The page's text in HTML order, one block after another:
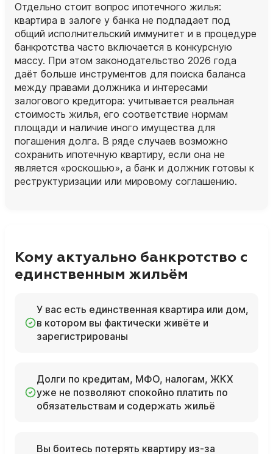
Отдельно стоит вопрос ипотечного жилья:
квартира в залоге у банка не подпадает под
общий исполнительский иммунитет и в процедуре
банкротства часто включается в конкурсную
массу. При этом законодательство 2026 года
даёт больше инструментов для поиска баланса
между правами должника и интересами
залогового кредитора: учитывается реальная
стоимость жилья, его соответствие нормам
площади и наличие иного имущества для
погашения долга. В ряде случаев возможно
сохранить ипотечную квартиру, если она не
является «роскошью», а банк и должник готовы к
реструктуризации или мировому соглашению.
Кому актуально банкротство с
единственным жильём
У вас есть единственная квартира или дом,
в котором вы фактически живёте и
зарегистрированы
Долги по кредитам, МФО, налогам, ЖКХ
уже не позволяют спокойно платить по
обязательствам и содержать жильё
Вы боитесь потерять квартиру из‑за